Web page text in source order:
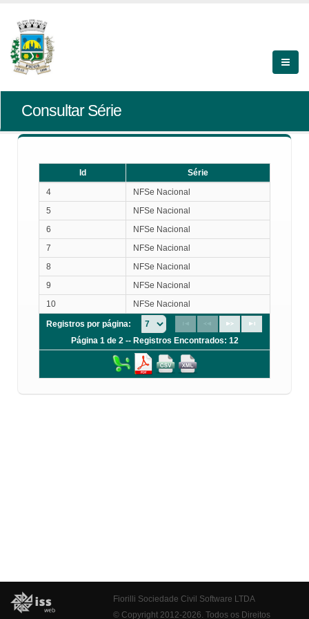
Consultar Série
Id
Série
Série
4
NFSe Nacional
5
NFSe Nacional
6
NFSe Nacional
7
NFSe Nacional
8
NFSe Nacional
9
NFSe Nacional
10
NFSe Nacional
Registros por página:
Página 1 de 2 -- Registros Encontrados: 12
Fiorilli Sociedade Civil Software LTDA
© Copyright 2012-2026. Todos os Direitos